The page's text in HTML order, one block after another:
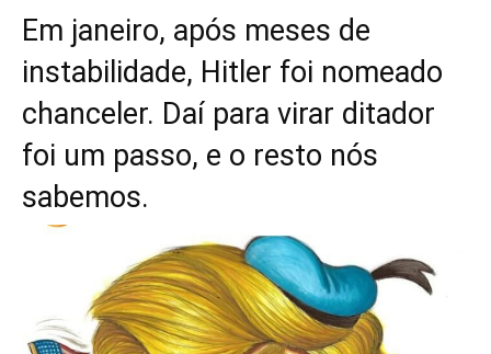
Em janeiro, após meses de
instabilidade, Hitler foi nomeado
chanceler. Daí para virar ditador
foi um passo, e o resto nós
sabemos.